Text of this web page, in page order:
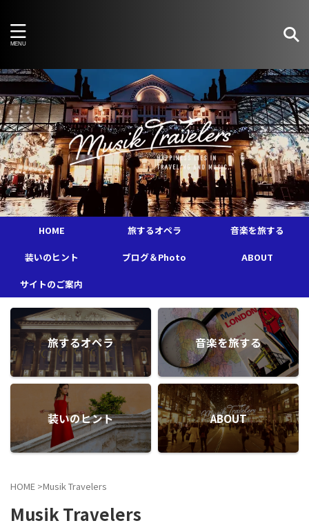
HOME 旅するオペラ 音楽を旅する
装いのヒント ブログ＆Photo ABOUT
サイトのご案内
旅するオペラ 音楽を旅する
装いのヒント ABOUT
HOME >Musik Travelers
Musik Travelers